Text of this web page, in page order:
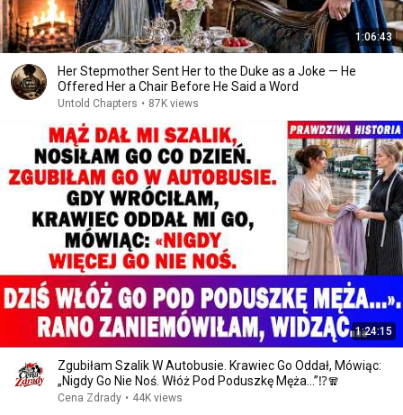
1:06:43
Her Stepmother Sent Her to the Duke as a Joke — He
Offered Her a Chair Before He Said a Word
Untold Chapters • 87K views
1:24:15
Zgubiłam Szalik W Autobusie. Krawiec Go Oddał, Mówiąc:
„Nigdy Go Nie Noś. Włóż Pod Poduszkę Męża…”⁉🧣
Cena Zdrady • 44K views